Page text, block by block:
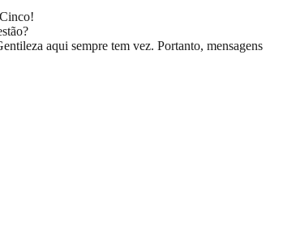
aqui sempre tem vez. Portanto, mensagens